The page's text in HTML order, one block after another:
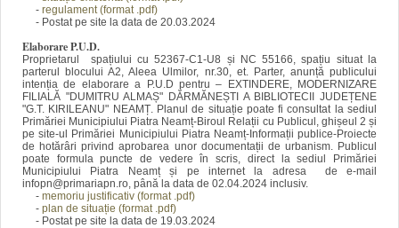
- regulament (format .pdf)
- Postat pe site la data de 20.03.2024
Elaborare P.U.D.
Proprietarul spațiului cu 52367-C1-U8 și NC 55166, spațiu situat la
parterul blocului A2, Aleea Ulmilor, nr.30, et. Parter, anunță publicului
intenția de elaborare a P.U.D pentru – EXTINDERE, MODERNIZARE
FILIALĂ "DUMITRU ALMAȘ" DĂRMĂNEȘTI A BIBLIOTECII JUDEȚENE
"G.T. KIRILEANU" NEAMȚ. Planul de situație poate fi consultat la sediul
Primăriei Municipiului Piatra Neamț-Biroul Relații cu Publicul, ghișeul 2 și
pe site-ul Primăriei Municipiului Piatra Neamț-Informații publice-Proiecte
de hotărâri privind aprobarea unor documentații de urbanism. Publicul
poate formula puncte de vedere în scris, direct la sediul Primăriei
Municipiului Piatra Neamț și pe internet la adresa de e-mail
infopn@primariapn.ro, până la data de 02.04.2024 inclusiv.
- memoriu justificativ (format .pdf)
- plan de situație (format .pdf)
- Postat pe site la data de 19.03.2024